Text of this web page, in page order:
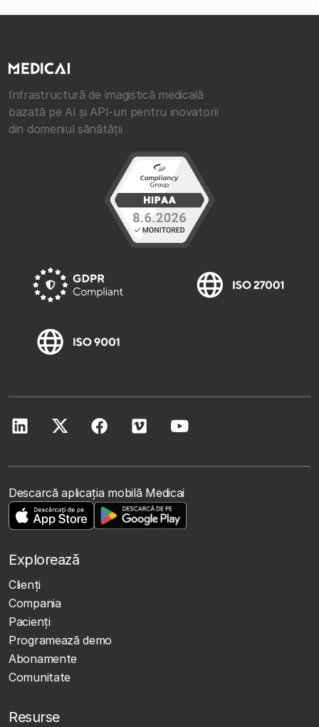
Infrastructură de imagistică medicală
bazată pe AI și API-uri pentru inovatorii
din domeniul sănătății
Descarcă aplicația mobilă Medicai
Explorează
Clienţi
Compania
Pacienți
Programează demo
Abonamente
Comunitate
Resurse